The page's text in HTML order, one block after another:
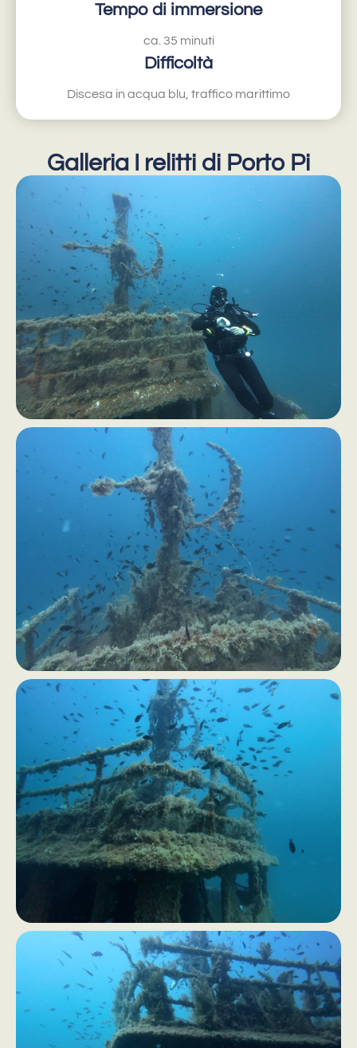
Tempo di immersione
ca. 35 minuti
Difficoltà
Discesa in acqua blu, traffico marittimo
Galleria I relitti di Porto Pi